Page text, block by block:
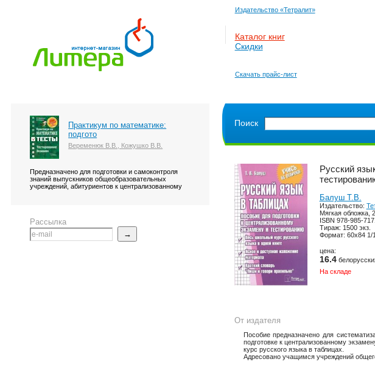
Издательство «Тетралит»
Каталог книг
Скидки
Скачать прайс-лист
Поиск
Русский
Балуш Т.В.
Издательство:
Мягкая обложка,
ISBN 978-985-
Тираж: 1500 экз.
Формат: 60x84 1/
цена:
16.4
На складе
От издателя
Пособие предназначено для
подготовке к централизованному
курс русского языка в таблицах.
Адресовано учащимся учреждений
Практикум по математике:
подгото
Веременюк В.В., Кожушко В.В.
Предназначено для подготовки и самоконтроля
знаний выпускников общеобразовательных
учреждений, абитуриентов к централизованному
Рассылка
→